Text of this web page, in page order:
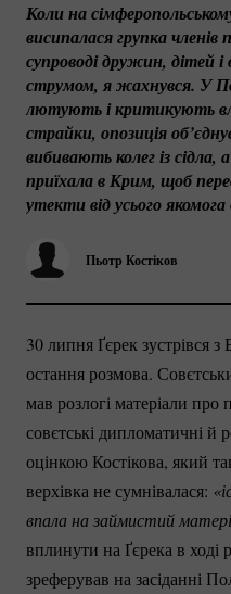
Пьотр Костіков
Коли на
висипалася групка
супроводі дружин, дітей і
струмом, я жахнувся. У
лютують і критикують
страйки, опозиція
вибивають колег із сідла,
приїхала в Крим, щоб
утекти від усього якомога
30 липня Ґєрек зустрівся
остання розмова.
мав розлогі матеріали про
совєтські дипломатичні й
оцінкою Костікова, який
верхівка не сумнівалася:
впала на займистий
вплинути на Ґєрека в ході
зреферував на засіданні